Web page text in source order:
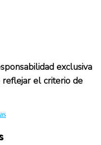
exclusiva
reflejar el criterio de